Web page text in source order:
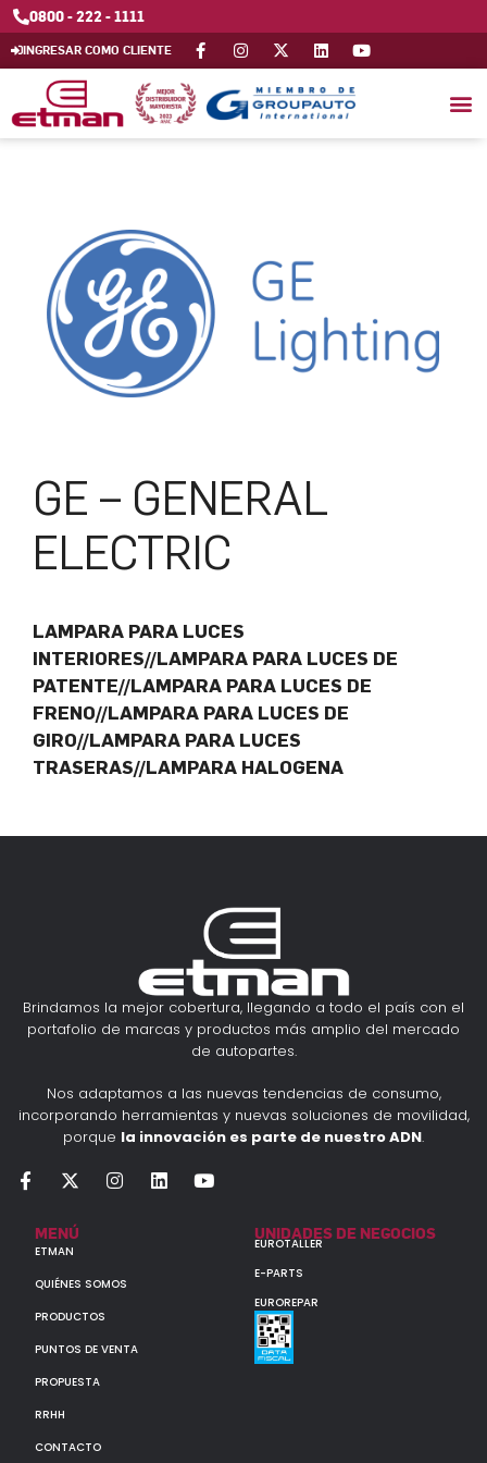
0800 - 222 - 1111
INGRESAR COMO CLIENTE
GE – GENERAL
ELECTRIC
LAMPARA PARA LUCES
INTERIORES//LAMPARA PARA LUCES DE
PATENTE//LAMPARA PARA LUCES DE
FRENO//LAMPARA PARA LUCES DE
GIRO//LAMPARA PARA LUCES
TRASERAS//LAMPARA HALOGENA
Brindamos la mejor cobertura, llegando a todo el país con el
portafolio de marcas y productos más amplio del mercado
de autopartes.
Nos adaptamos a las nuevas tendencias de consumo,
incorporando herramientas y nuevas soluciones de movilidad,
porque la innovación es parte de nuestro ADN.
MENÚ
ETMAN
QUIÉNES SOMOS
PRODUCTOS
PUNTOS DE VENTA
PROPUESTA
RRHH
CONTACTO
UNIDADES DE NEGOCIOS
EUROTALLER
E-PARTS
EUROREPAR